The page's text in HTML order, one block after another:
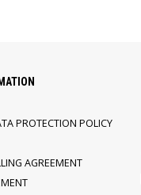
PROTECTION POLICY
AGREEMENT